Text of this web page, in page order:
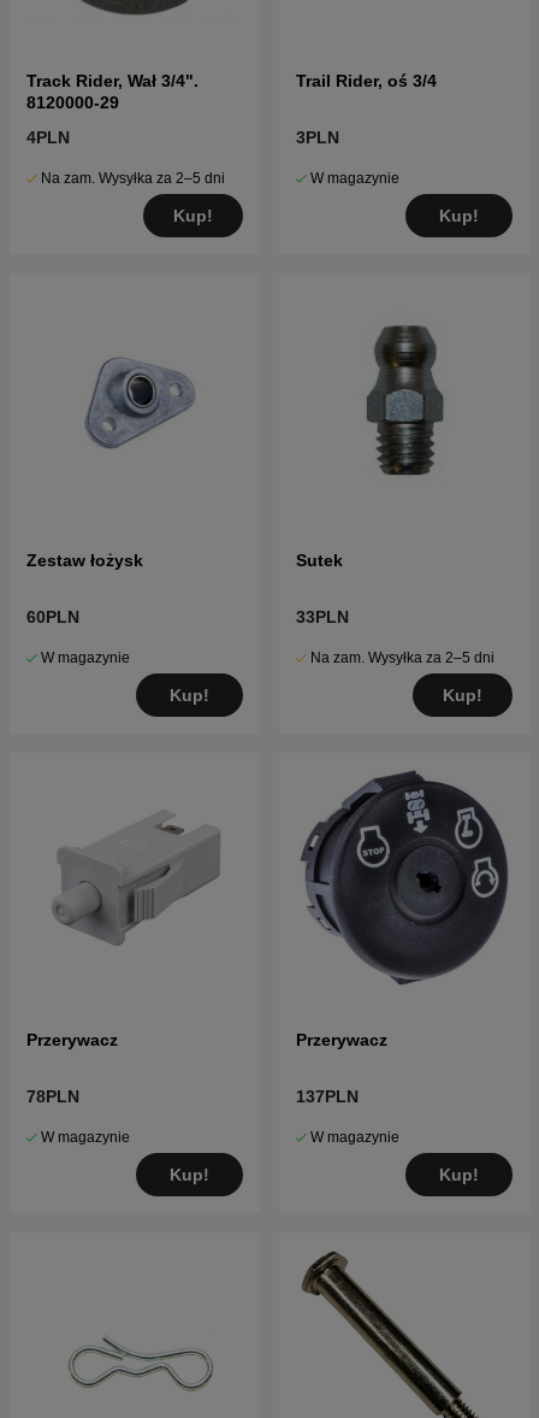
Track Rider, Wał 3/4".
8120000-29
4PLN
Na zam. Wysyłka za 2–5 dni
Kup!
Trail Rider, oś 3/4
3PLN
W magazynie
Kup!
Zestaw łożysk
60PLN
W magazynie
Kup!
Sutek
33PLN
Na zam. Wysyłka za 2–5 dni
Kup!
Przerywacz
78PLN
W magazynie
Kup!
Przerywacz
137PLN
W magazynie
Kup!